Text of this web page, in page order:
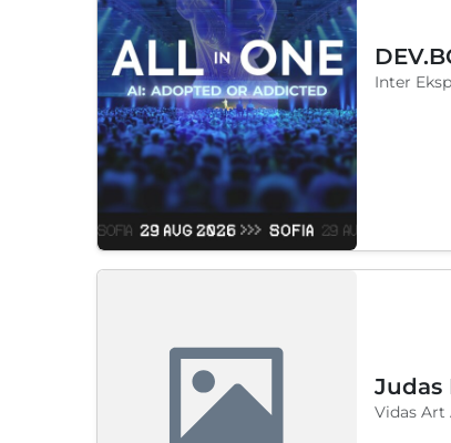
Sábado, 29 agosto
Inter